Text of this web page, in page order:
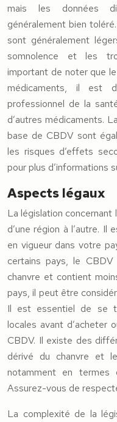
mais les données
généralement bien
sont généralement
somnolence et les
important de noter que
médicaments, il est
professionnel de la
d’autres médicaments.
base de CBDV sont
les risques d’effets
pour plus d’informations
Aspects légaux
La législation concernant
d’une région à l’autre. Il
en vigueur dans votre
certains pays, le
chanvre et contient
pays, il peut être
Il est essentiel de se
locales avant d’acheter
CBDV. Il existe des
dérivé du chanvre et
notamment en termes
Assurez-vous de
La complexité de la